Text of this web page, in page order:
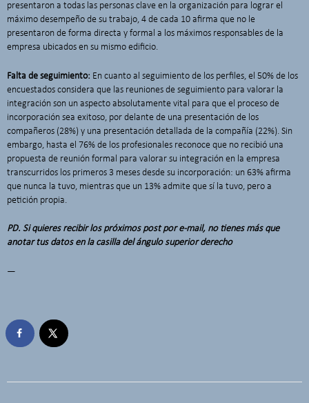
presentaron a todas las personas clave en la organización para lograr el
máximo desempeño de su trabajo, 4 de cada 10 afirma que no le
presentaron de forma directa y formal a los máximos responsables de la
empresa ubicados en su mismo edificio.
Falta de seguimiento: En cuanto al seguimiento de los perfiles, el 50% de los
encuestados considera que las reuniones de seguimiento para valorar la
integración son un aspecto absolutamente vital para que el proceso de
incorporación sea exitoso, por delante de una presentación de los
compañeros (28%) y una presentación detallada de la compañía (22%). Sin
embargo, hasta el 76% de los profesionales reconoce que no recibió una
propuesta de reunión formal para valorar su integración en la empresa
transcurridos los primeros 3 meses desde su incorporación: un 63% afirma
que nunca la tuvo, mientras que un 13% admite que sí la tuvo, pero a
petición propia.
PD. Si quieres recibir los próximos post por e-mail, no tienes más que
anotar tus datos en la casilla del ángulo superior derecho
—